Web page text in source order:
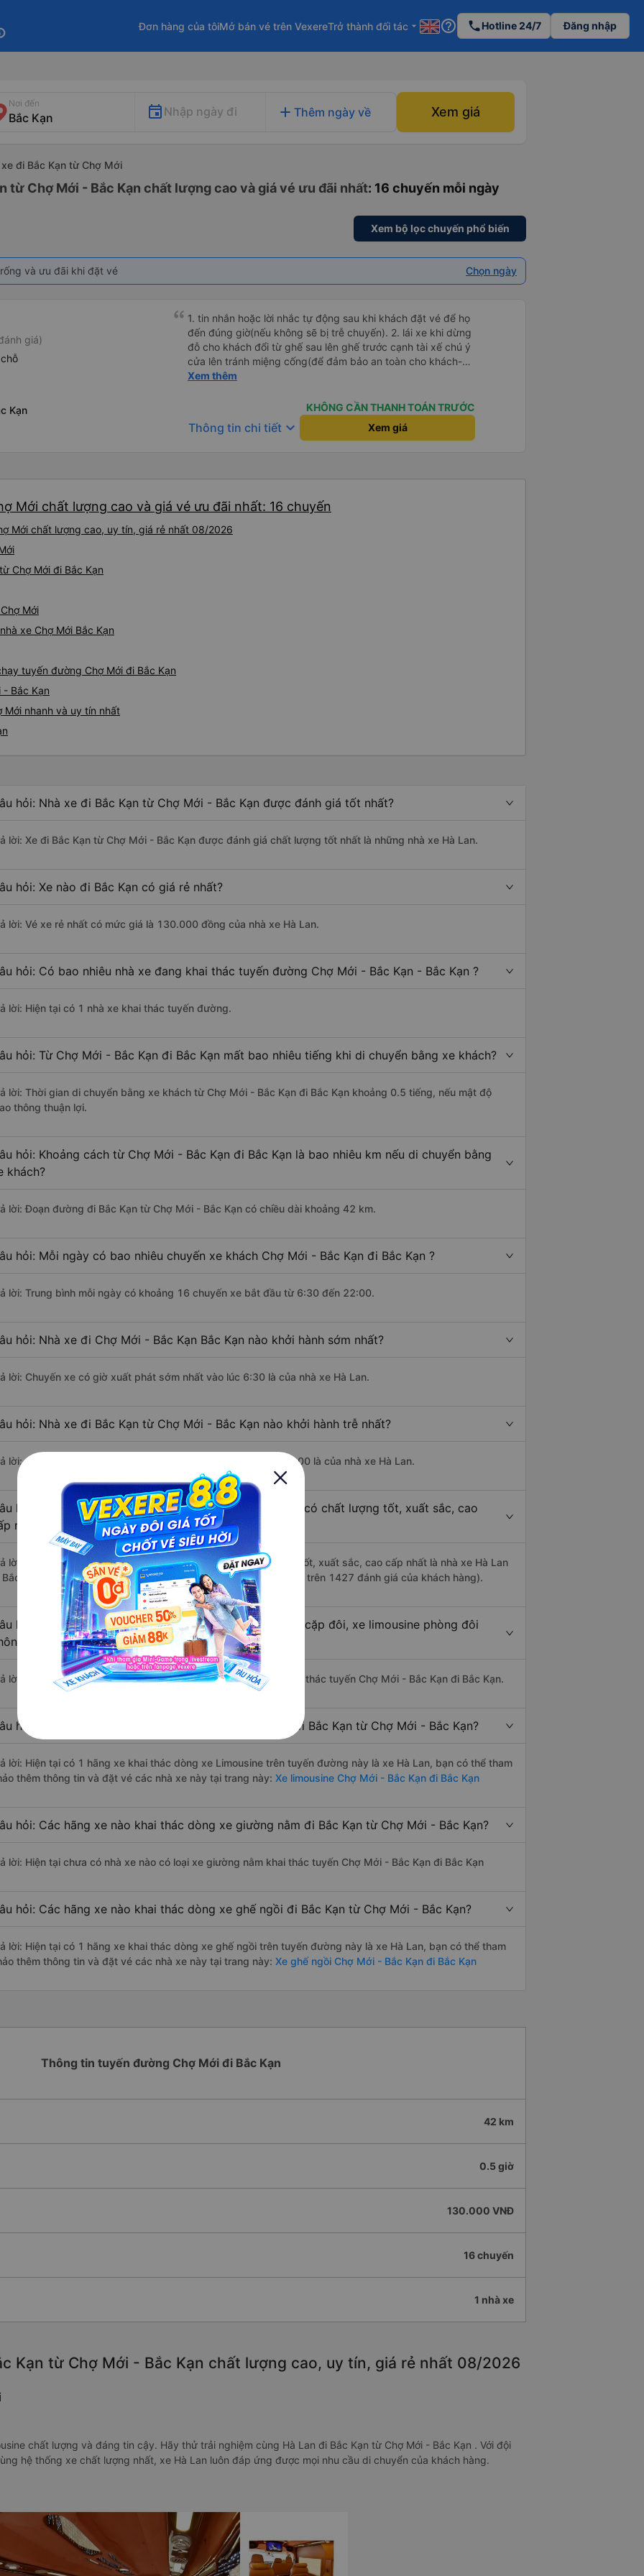
Đơn hàng của tôiMở bán vé trên VexereTrở thành đối tác arrow_drop_down help_outline phoneHotline 24/7 Đăng nhập
Nơi đến
Nhập ngày đi add Thêm ngày về Xem giá
xe đi Bắc Kạn từ Chợ Mới
từ Chợ Mới - Bắc Kạn chất lượng cao và giá vé ưu đãi nhất: 16 chuyến mỗi ngày
Xem bộ lọc chuyến phổ biến
và ưu đãi khi đặt vé Chọn ngày
giá)
Kạn
1. tin nhắn hoặc lời nhắc tự động sau khi khách đặt vé để họ
đến đúng giờ(nếu không sẽ bị trễ chuyến). 2. lái xe khi dừng
đỗ cho khách đổi từ ghế sau lên ghế trước cạnh tài xế chú ý
cửa lên tránh miệng cống(để đảm bảo an toàn cho khách-
tại HN: miệng cống bằng sắt chữ nhật dạng ô lưới, cửa
Bác tài đã cố gắng để về đến Tng kịp 20h, để khách nối
chuyến Xe 11 chỗ nên thoáng đãng.
Xem thêm
KHÔNG CẦN THANH TOÁN TRƯỚC
Thông tin chi tiết keyboard_arrow_down Xem giá
Mới chất lượng cao và giá vé ưu đãi nhất: 16 chuyến
Mới chất lượng cao, uy tín, giá rẻ nhất 08/2026
Chợ Mới đi Bắc Kạn
Mới
xe Chợ Mới Bắc Kạn
tuyến đường Chợ Mới đi Bắc Kạn
Bắc Kạn
Mới nhanh và uy tín nhất
hỏi: Nhà xe đi Bắc Kạn từ Chợ Mới - Bắc Kạn được đánh giá tốt nhất?
lời: Xe đi Bắc Kạn từ Chợ Mới - Bắc Kạn được đánh giá chất lượng tốt nhất là những nhà xe Hà Lan.
hỏi: Xe nào đi Bắc Kạn có giá rẻ nhất?
lời: Vé xe rẻ nhất có mức giá là 130.000 đồng của nhà xe Hà Lan.
hỏi: Có bao nhiêu nhà xe đang khai thác tuyến đường Chợ Mới - Bắc Kạn - Bắc Kạn ?
lời: Hiện tại có 1 nhà xe khai thác tuyến đường.
hỏi: Từ Chợ Mới - Bắc Kạn đi Bắc Kạn mất bao nhiêu tiếng khi di chuyển bằng xe khách?
lời: Thời gian di chuyển bằng xe khách từ Chợ Mới - Bắc Kạn đi Bắc Kạn khoảng 0.5 tiếng, nếu mật độ
thông thuận lợi.
hỏi: Khoảng cách từ Chợ Mới - Bắc Kạn đi Bắc Kạn là bao nhiêu km nếu di chuyển bằng
khách?
lời: Đoạn đường đi Bắc Kạn từ Chợ Mới - Bắc Kạn có chiều dài khoảng 42 km.
hỏi: Mỗi ngày có bao nhiêu chuyến xe khách Chợ Mới - Bắc Kạn đi Bắc Kạn ?
lời: Trung bình mỗi ngày có khoảng 16 chuyến xe bắt đầu từ 6:30 đến 22:00.
hỏi: Nhà xe đi Chợ Mới - Bắc Kạn Bắc Kạn nào khởi hành sớm nhất?
lời: Chuyến xe có giờ xuất phát sớm nhất vào lúc 6:30 là của nhà xe Hà Lan.
hỏi: Nhà xe đi Bắc Kạn từ Chợ Mới - Bắc Kạn nào khởi hành trễ nhất?
lời: Chuyến xe có giờ xuất phát trễ (muộn) nhất là vào lúc 22:00 là của nhà xe Hà Lan.
hỏi: Review xe đi Bắc Kạn từ Chợ Mới - Bắc Kạn nào có chất lượng tốt, xuất sắc, cao
nhất?
lời: Những hãng xe đi Chợ Mới - Bắc Kạn Bắc Kạn chất lượng tốt, xuất sắc, cao cấp nhất là nhà xe Hà Lan
Bắc Kạn từ Chợ Mới - Bắc Kạn với điểm chất lượng là 4.9/5 dựa trên 1427 đánh giá của khách hàng).
hỏi: Có loại xe Chợ Mới - Bắc Kạn Bắc Kạn dành cho cặp đôi, xe limousine phòng đôi
lời: Hiện tại chưa có nhà xe nào có loại xe giường nằm đôi khai thác tuyến Chợ Mới - Bắc Kạn đi Bắc Kạn.
hỏi: Các hãng xe nào khai thác dòng xe Limousine đi Bắc Kạn từ Chợ Mới - Bắc Kạn?
lời: Hiện tại có 1 hãng xe khai thác dòng xe Limousine trên tuyến đường này là xe Hà Lan, bạn có thể tham
thêm thông tin và đặt vé các nhà xe này tại trang này: Xe limousine Chợ Mới - Bắc Kạn đi Bắc Kạn
hỏi: Các hãng xe nào khai thác dòng xe giường nằm đi Bắc Kạn từ Chợ Mới - Bắc Kạn?
lời: Hiện tại chưa có nhà xe nào có loại xe giường nằm khai thác tuyến Chợ Mới - Bắc Kạn đi Bắc Kạn
hỏi: Các hãng xe nào khai thác dòng xe ghế ngồi đi Bắc Kạn từ Chợ Mới - Bắc Kạn?
lời: Hiện tại có 1 hãng xe khai thác dòng xe ghế ngồi trên tuyến đường này là xe Hà Lan, bạn có thể tham
thêm thông tin và đặt vé các nhà xe này tại trang này: Xe ghế ngồi Chợ Mới - Bắc Kạn đi Bắc Kạn
Thông tin tuyến đường Chợ Mới đi Bắc Kạn
42 km
0.5 giờ
130.000 VNĐ
16 chuyến
1 nhà xe
Kạn từ Chợ Mới - Bắc Kạn chất lượng cao, uy tín, giá rẻ nhất 08/2026
chất lượng và đáng tin cậy. Hãy thử trải nghiệm cùng Hà Lan đi Bắc Kạn từ Chợ Mới - Bắc Kạn . Với đội
hệ thống xe chất lượng nhất, xe Hà Lan luôn đáp ứng được mọi nhu cầu di chuyển của khách hàng.